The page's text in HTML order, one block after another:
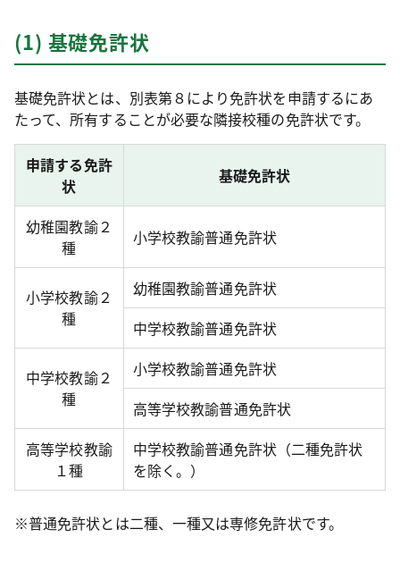
(1) 基礎免許状
基礎免許状とは、別表第８により免許状を申請するにあ
たって、所有することが必要な隣接校種の免許状です。
申請する免許
状
基礎免許状
幼稚園教諭２
種
小学校教諭普通免許状
小学校教諭２
種
幼稚園教諭普通免許状
中学校教諭普通免許状
中学校教諭２
種
小学校教諭普通免許状
高等学校教諭普通免許状
高等学校教諭
１種
中学校教諭普通免許状（二種免許状
を除く。）
※普通免許状とは二種、一種又は専修免許状です。